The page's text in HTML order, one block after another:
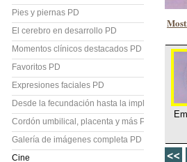
Pies y piernas PD
El cerebro en desarrollo PD
Momentos clínicos destacados PD
Favoritos PD
Expresiones faciales PD
Desde la fecundación hasta la implantación
Cordón umbilical, placenta y más PD
Galería de imágenes completa PD
Cine